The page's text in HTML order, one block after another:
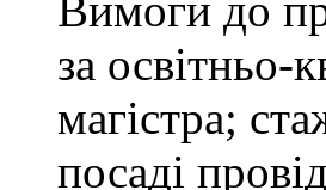
за освітньо-
магістра;
посаді